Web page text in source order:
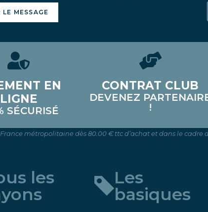
LE MESSAGE
EN
LIGNE
SÉCURISÉ
CONTRAT CLUB
DEVENEZ
!
métropolitaine dès 80.00 € ttc d’achat et dans le cadre
les
Les
basiques